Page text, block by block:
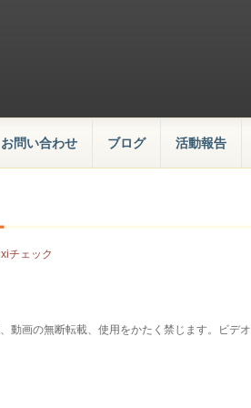
お問い合わせ ブログ 活動報告
チェック
動画の無断転載、使用をかたく禁じます。ビデ